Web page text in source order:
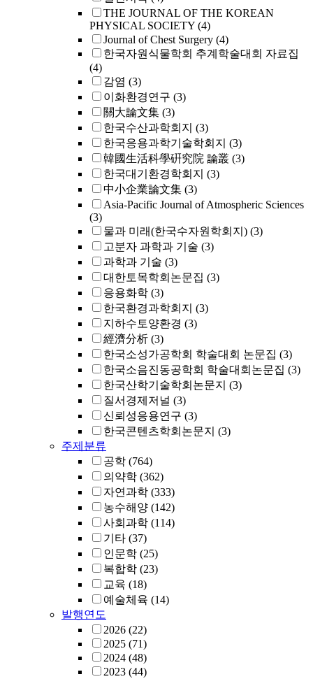
THE JOURNAL OF THE KOREAN
PHYSICAL SOCIETY (4)
Journal of Chest Surgery (4)
한국자원식물학회 추계학술대회 자료집
(4)
감염 (3)
이화환경연구 (3)
關大論文集 (3)
한국수산과학회지 (3)
한국응용과학기술학회지 (3)
韓國生活科學硏究院 論叢 (3)
한국대기환경학회지 (3)
中小企業論文集 (3)
Asia-Pacific Journal of Atmospheric Sciences
(3)
물과 미래(한국수자원학회지) (3)
고분자 과학과 기술 (3)
과학과 기술 (3)
대한토목학회논문집 (3)
응용화학 (3)
한국환경과학회지 (3)
지하수토양환경 (3)
經濟分析 (3)
한국소성가공학회 학술대회 논문집 (3)
한국소음진동공학회 학술대회논문집 (3)
한국산학기술학회논문지 (3)
질서경제저널 (3)
신뢰성응용연구 (3)
한국콘텐츠학회논문지 (3)
주제분류
공학 (764)
의약학 (362)
자연과학 (333)
농수해양 (142)
사회과학 (114)
기타 (37)
인문학 (25)
복합학 (23)
교육 (18)
예술체육 (14)
발행연도
2026 (22)
2025 (71)
2024 (48)
2023 (44)